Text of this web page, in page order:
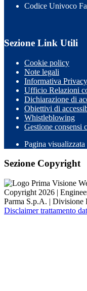
Codice Univoco
Sezione Link Utili
Cookie policy
Note legali
Informativa Privacy
Ufficio Relazioni
Dichiarazione di
Obiettivi di
Whistleblowing
Gestione consensi
Pagina visualizzata
Sezione Copyright
Copyright 2026 |
Parma S.p.A. |
Disclaimer trattamento